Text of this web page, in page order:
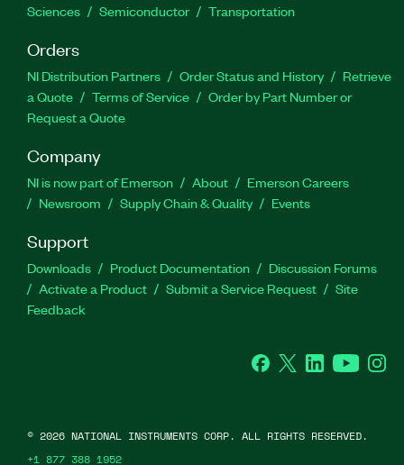
Sciences
Semiconductor Transportation
Orders
NI Distribution Partners Order Status and History
Retrieve
a Quote
Terms of Service
Order by Part Number or
Request a Quote
Company
NI is now part of Emerson About
Emerson Careers
Newsroom
Supply Chain & Quality Events
Support
Downloads Product Documentation
Discussion Forums
Activate a Product
Submit a Service Request
Site
Feedback
Facebook
Twitter LinkedInYouTube
© 2026 NATIONAL INSTRUMENTS CORP. ALL RIGHTS RESERVED.
+1 877 388 1952